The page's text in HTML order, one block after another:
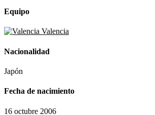
Equipo
Valencia
Nacionalidad
Japón
Fecha de nacimiento
16 octubre 2006